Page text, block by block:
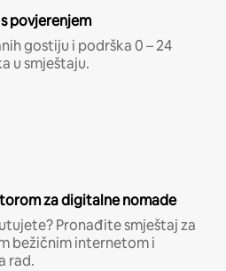
povjerenjem
gostiju i podrška 0 – 24
u smještaju.
za digitalne nomade
Pronađite smještaj za
bežičnim internetom i
rad.